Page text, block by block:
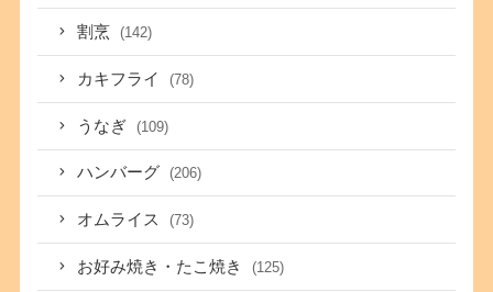
割烹 (142)
カキフライ (78)
うなぎ (109)
ハンバーグ (206)
オムライス (73)
お好み焼き・たこ焼き (125)